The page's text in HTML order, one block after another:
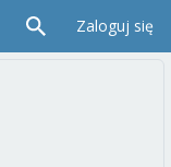
Zaloguj się